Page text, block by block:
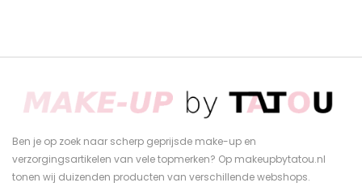
Ben je op zoek naar scherp geprijsde make-up en
verzorgingsartikelen van vele topmerken? Op makeupbytatou.nl
tonen wij duizenden producten van verschillende webshops.